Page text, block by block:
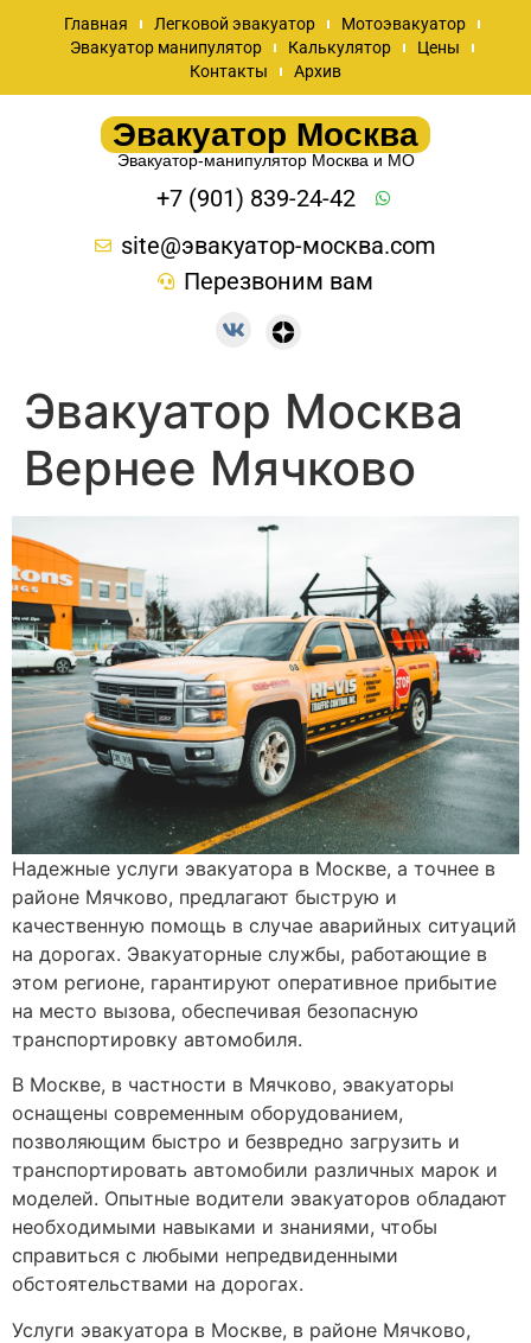
Главная Легковой эвакуатор
Мотоэвакуатор
Эвакуатор манипулятор
Калькулятор
Цены
Контакты
Архив
Эвакуатор Москва
Эвакуатор-манипулятор Москва и МО
+7 (901) 839-24-42
site@эвакуатор-москва.com
Перезвоним вам
Эвакуатор Москва
Вернее Мячково
Надежные услуги эвакуатора в Москве, а точнее в
районе Мячково, предлагают быструю и
качественную помощь в случае аварийных ситуаций
на дорогах. Эвакуаторные службы, работающие в
этом регионе, гарантируют оперативное прибытие
на место вызова, обеспечивая безопасную
транспортировку автомобиля.
В Москве, в частности в Мячково, эвакуаторы
оснащены современным оборудованием,
позволяющим быстро и безвредно загрузить и
транспортировать автомобили различных марок и
моделей. Опытные водители эвакуаторов обладают
необходимыми навыками и знаниями, чтобы
справиться с любыми непредвиденными
обстоятельствами на дорогах.
Услуги эвакуатора в Москве, в районе Мячково,